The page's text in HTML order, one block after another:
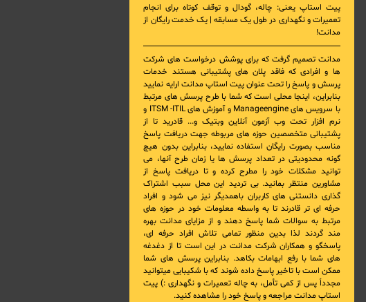
پیت استاپ یعنی: چاله، گودال و توقف کوتاه برای انجام
تعمیرات و نگهداری در طول یک مسابقه | یک خدمت رایگان از
مدانت!
مدانت تصمیم گرفت که برای پوشش درخواست های شرکت
ها و افرادی که فاقد پلان های پشتیبانی هستند خدمات
پرسش و پاسخ را تحت عنوان پیت استاپ مدانت ارایه نمایید
بنابراین، اینجا محلی است که شما با طرح پرسش های مرتبط
با
سرویس های Manageengine و آموزش های ITSM -ITIL و
نرم افزار تحت وب آزمون آنلاین وبتیک و... قادرید تا از
پشتیبانی متخصصین حوزه های مربوطه جهت دریافت پاسخ
مناسب بصورت رایگان استفاده نمایید، بنابراین بدون هیچ
گونه محدودیتی در تعداد پرسش ها یا زمان طرح آنها، می
توانید مشکلات خود را مطرح کرده و تا دریافت پاسخ از
مشاورین منتظر بمانید. بی تردید این محل سبب اشتراک
گذاری دانستنی های کاربران باهمدیگر نیز می شود و افراد
حرفه ای تر قادرند تا به واسطه معلومات خود در حوزه های
مرتبط به سوالات شما پاسخ دهند و از مزایای مدانت بهره
مند گردند لذا بدین منظور تمامی تلاش افراد حرفه ای،
پاسخگو و همکاران شرکت مدانت در این است تا از دغدغه
های شما با رفع ابهامات بکاهد. بنابراین پرسش های شما
ممکن است با تاخیر پاسخ داده شوند که با شکیبایی میتوانید
مجدداً پس از کمی تأمل، به چاله تعمیرات و نگهداری :) پیت
استاپ مدانت مراجعه و پاسخ خود را مشاهده کنید.